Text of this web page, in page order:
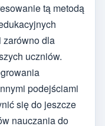
tą metodą
zarówno dla
uczniów.
podejściami
się do jeszcze
nauczania do